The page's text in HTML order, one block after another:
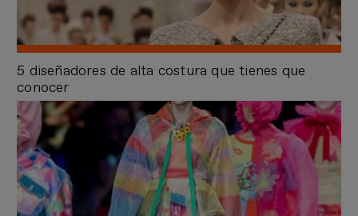
5 diseñadores de alta costura que tienes que
conocer